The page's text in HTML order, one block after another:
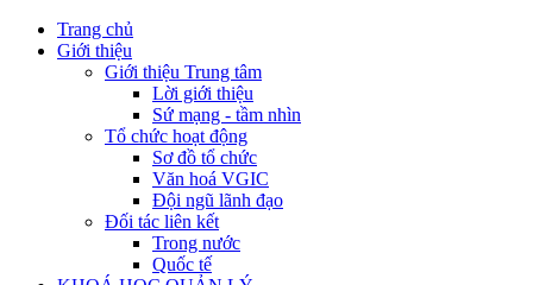
Trang chủ
Giới thiệu
Giới thiệu Trung tâm
Lời giới thiệu
Sứ mạng - tầm nhìn
Tổ chức hoạt động
Sơ đồ tổ chức
Văn hoá VGIC
Đội ngũ lãnh đạo
Đối tác liên kết
Trong nước
Quốc tế